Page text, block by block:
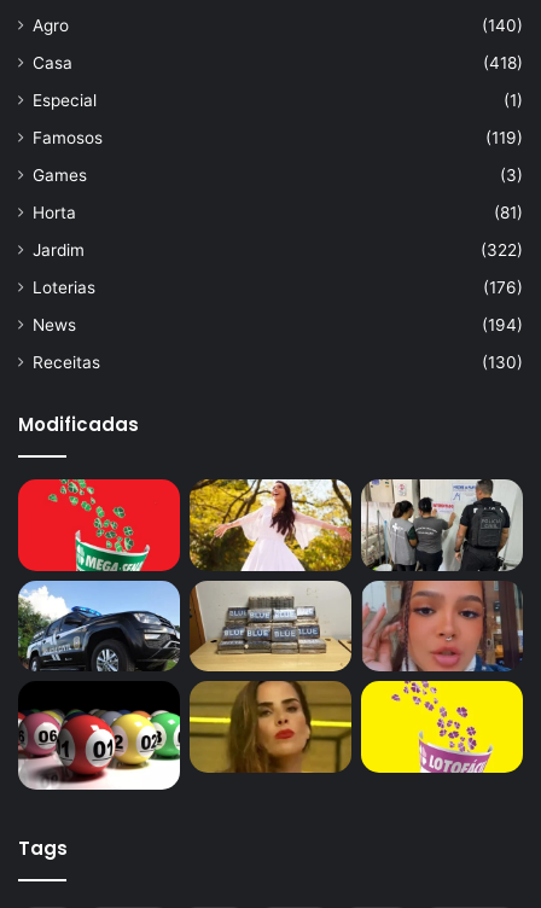
Agro
(140)
Casa
(418)
Especial
(1)
Famosos
(119)
Games
(3)
Horta
(81)
Jardim
(322)
Loterias
(176)
News
(194)
Receitas
(130)
Modificadas
Tags